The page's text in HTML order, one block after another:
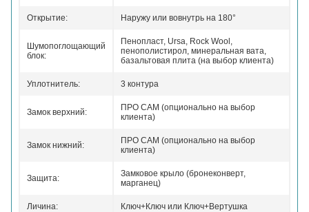
Открытие: Наружу или вовнутрь на 180°
Шумопоглощающий
блок:
Пенопласт, Ursa, Rock Wool,
пенополистирол, минеральная вата,
базальтовая плита (на выбор клиента)
Уплотнитель: 3 контура
Замок верхний:
ПРО САМ (опционально на выбор
клиента)
Замок нижний:
ПРО САМ (опционально на выбор
клиента)
Защита:
Замковое крыло (бронеконверт,
марганец)
Личина: Ключ+Ключ или Ключ+Вертушка